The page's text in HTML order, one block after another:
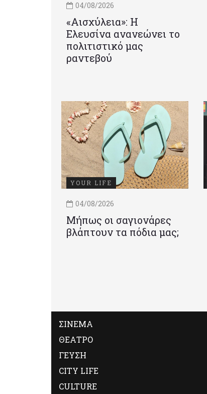
04/08/2026
«Αισχύλεια»: Η
Ελευσίνα ανανεώνει το
πολιτιστικό μας
ραντεβού
YOUR LIFE
04/08/2026
Μήπως οι σαγιονάρες
βλάπτουν τα πόδια μας;
ΣΙΝΕΜΑ
ΘΕΑΤΡΟ
ΓΕΥΣΗ
CITY LIFE
CULTURE